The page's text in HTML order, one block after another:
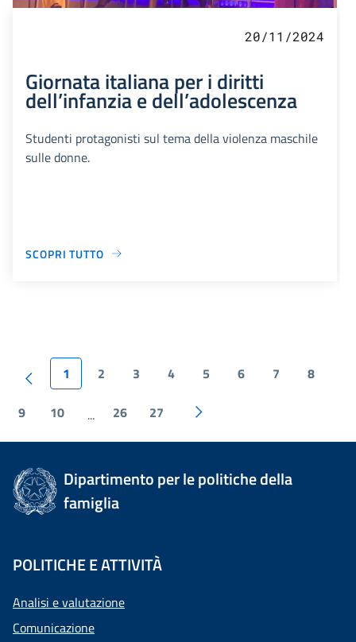
20/11/2024
Giornata italiana per i diritti
dell’infanzia e dell’adolescenza
Studenti protagonisti sul tema della violenza maschile
sulle donne.
SCOPRI TUTTO
1 2 3 4 5 6 7 8
9 10 ... 26 27
Dipartimento per le politiche della
famiglia
POLITICHE E ATTIVITÀ
Analisi e valutazione
Comunicazione